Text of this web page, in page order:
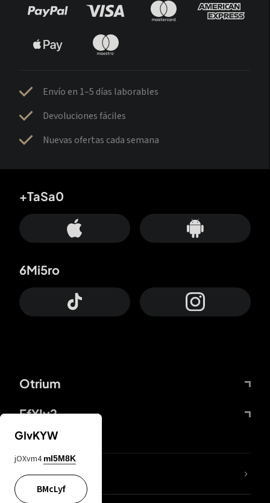
Envío en 1–5 días laborables
Devoluciones fáciles
Nuevas ofertas cada semana
Otrium
FfYIy2
+TaSa0
6Mi5ro
65A04M
GIvKYW
jOXvm4 mI5M8K
BMcLyf